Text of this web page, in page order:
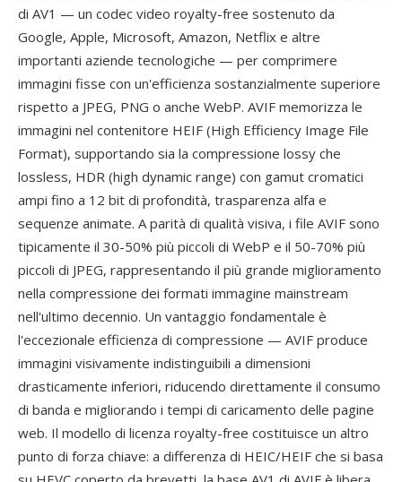
di AV1 — un codec video royalty-free sostenuto da
Google, Apple, Microsoft, Amazon, Netflix e altre
importanti aziende tecnologiche — per comprimere
immagini fisse con un'efficienza sostanzialmente superiore
rispetto a JPEG, PNG o anche WebP. AVIF memorizza le
immagini nel contenitore HEIF (High Efficiency Image File
Format), supportando sia la compressione lossy che
lossless, HDR (high dynamic range) con gamut cromatici
ampi fino a 12 bit di profondità, trasparenza alfa e
sequenze animate. A parità di qualità visiva, i file AVIF sono
tipicamente il 30-50% più piccoli di WebP e il 50-70% più
piccoli di JPEG, rappresentando il più grande miglioramento
nella compressione dei formati immagine mainstream
nell'ultimo decennio. Un vantaggio fondamentale è
l'eccezionale efficienza di compressione — AVIF produce
immagini visivamente indistinguibili a dimensioni
drasticamente inferiori, riducendo direttamente il consumo
di banda e migliorando i tempi di caricamento delle pagine
web. Il modello di licenza royalty-free costituisce un altro
punto di forza chiave: a differenza di HEIC/HEIF che si basa